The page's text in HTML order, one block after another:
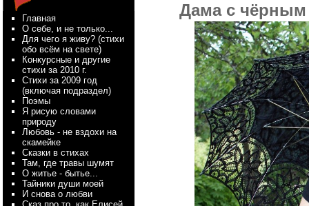
Главная
О себе, и не только...
Для чего я живу? (стихи
обо всём на свете)
Конкурсные и другие
стихи за 2010 г.
Стихи за 2009 год
(включая подраздел)
Поэмы
Я рисую словами
природу
Любовь - не вздохи на
скамейке
Сказки в стихах
Там, где травы шумят
О житье - бытье...
Тайники души моей
И снова о любви
Дама с